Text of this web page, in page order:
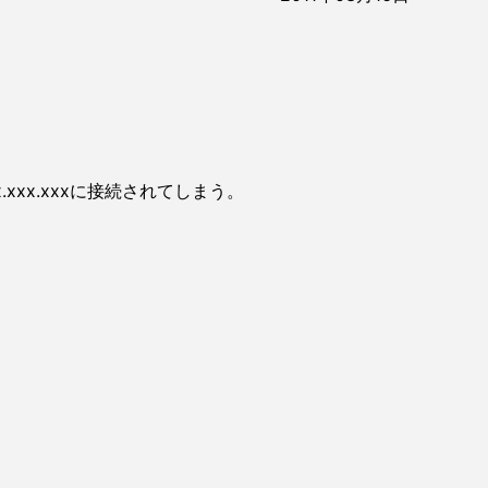
に接続されてしまう。